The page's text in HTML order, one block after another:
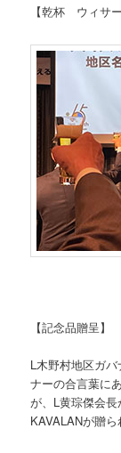
【乾杯 ウィサ
【記念品贈呈】
L木野村地区ガ
ナーの合言葉に
が、L黄琮傑会
KAVALANが贈ら